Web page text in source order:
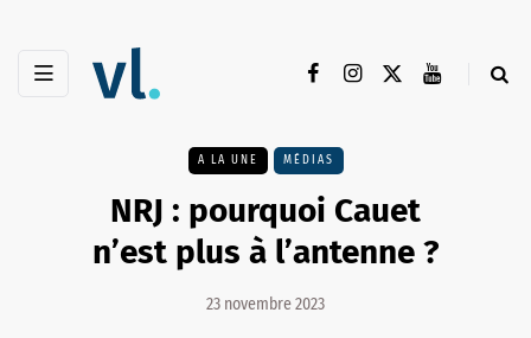
A LA UNE MÉDIAS
NRJ : pourquoi Cauet
n’est plus à l’antenne ?
23 novembre 2023